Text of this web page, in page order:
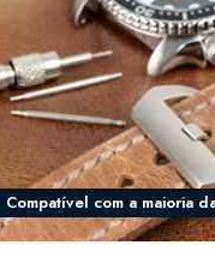
Compatível com a maioria